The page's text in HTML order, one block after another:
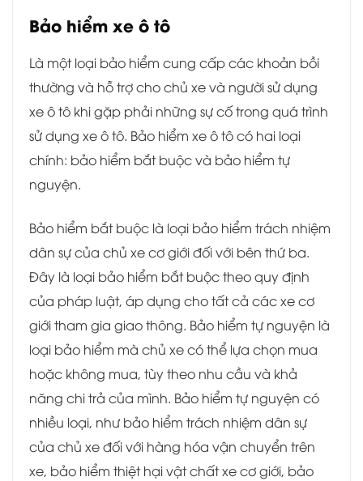
Bảo hiểm xe ô tô
Là một loại bảo hiểm cung cấp các khoản bồi
thường và hỗ trợ cho chủ xe và người sử dụng
xe ô tô khi gặp phải những sự cố trong quá trình
sử dụng xe ô tô. Bảo hiểm xe ô tô có hai loại
chính: bảo hiểm bắt buộc và bảo hiểm tự
nguyện.
Bảo hiểm bắt buộc là loại bảo hiểm trách nhiệm
dân sự của chủ xe cơ giới đối với bên thứ ba.
Đây là loại bảo hiểm bắt buộc theo quy định
của pháp luật, áp dụng cho tất cả các xe cơ
giới tham gia giao thông. Bảo hiểm tự nguyện là
loại bảo hiểm mà chủ xe có thể lựa chọn mua
hoặc không mua, tùy theo nhu cầu và khả
năng chi trả của mình. Bảo hiểm tự nguyện có
nhiều loại, như bảo hiểm trách nhiệm dân sự
của chủ xe đối với hàng hóa vận chuyển trên
xe, bảo hiểm thiệt hại vật chất xe cơ giới, bảo